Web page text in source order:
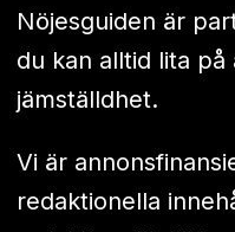
Nöjesguiden är
du kan alltid lita
jämställdhet.
Vi är
redaktionella